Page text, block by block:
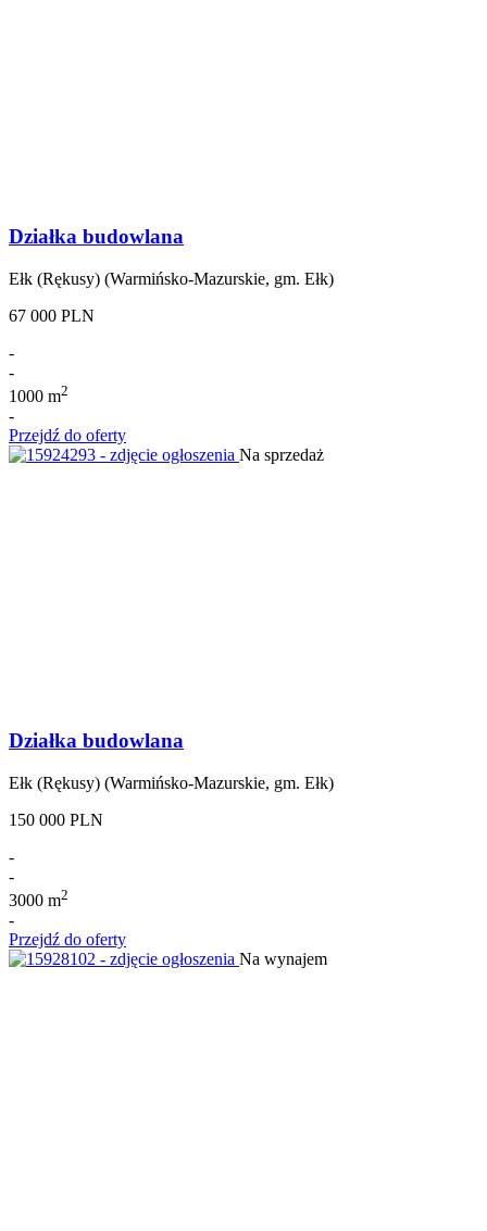
Działka budowlana
Ełk (Rękusy) (Warmińsko-Mazurskie, gm. Ełk)
67 000 PLN
-
-
1000 m2
-
Przejdź do oferty
Na sprzedaż
Działka budowlana
Ełk (Rękusy) (Warmińsko-Mazurskie, gm. Ełk)
150 000 PLN
-
-
3000 m2
-
Przejdź do oferty
Na wynajem